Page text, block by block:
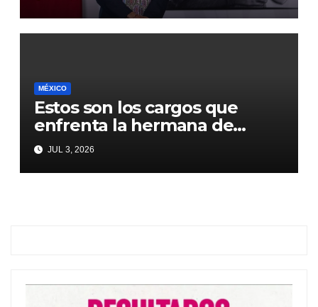
2036: Presidenta Claudia
Sheinbaum
MÉXICO
Estos son los cargos que
enfrenta la hermana de
Emilio Lozoya
JUL 3, 2026